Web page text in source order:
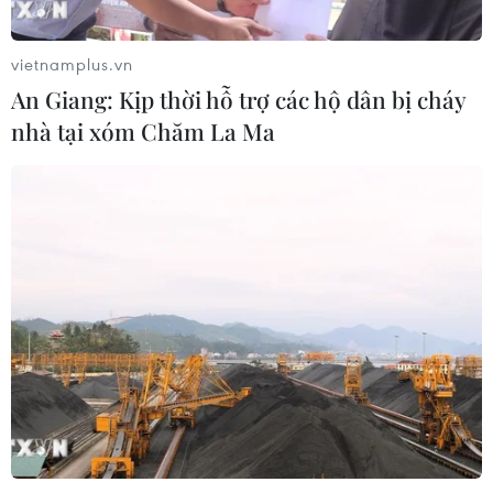
CƠ QUAN CHỦ QUẢN: THÔNG TẤN XÃ VIỆT NAM
RSS
Hỗ trợ
Ngôn ngữ
TTXVN
Dịch vụ tin
Quảng cáo
Liên hệ
vietnamplus.vn
An Giang: Kịp thời hỗ trợ các hộ dân bị cháy
nhà tại xóm Chăm La Ma